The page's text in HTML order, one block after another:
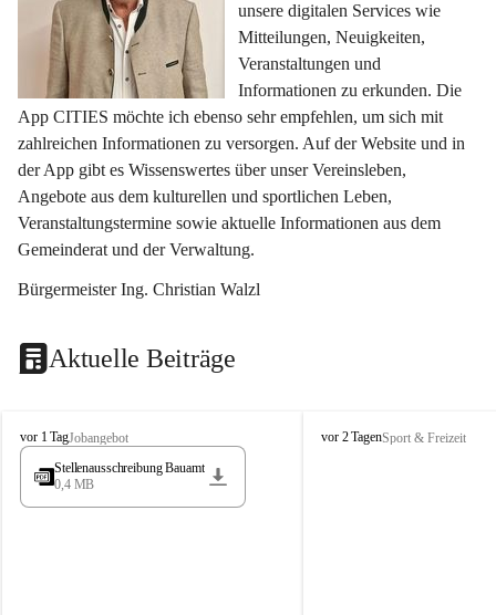
unsere digitalen Services wie
Mitteilungen, Neuigkeiten,
Veranstaltungen und
Informationen zu erkunden. Die
App CITIES möchte ich ebenso sehr empfehlen, um sich mit
zahlreichen Informationen zu versorgen. Auf der Website und in
der App gibt es Wissenswertes über unser Vereinsleben,
Angebote aus dem kulturellen und sportlichen Leben,
Veranstaltungstermine sowie aktuelle Informationen aus dem
Gemeinderat und der Verwaltung.
Bürgermeister Ing. Christian Walzl
Aktuelle Beiträge
S
t
s
vor 1 TagJobangebot
Stellenausschreibung Bauamt
0,4 MB
S
vor 2 TagenSport & Freizeit